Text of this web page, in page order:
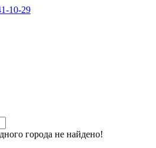
10-29
города не найдено!